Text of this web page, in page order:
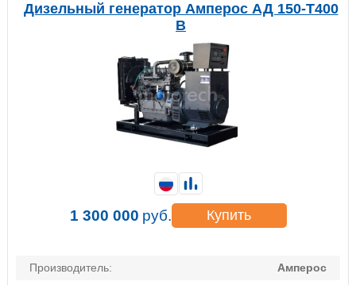
Дизельный генератор Амперос АД 150-Т400
B
Производитель:
Амперос
1 300 000 руб. Купить